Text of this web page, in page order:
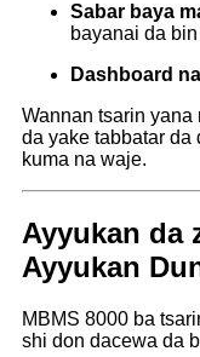
Sabar baya
bayanai da
Dashboard
Wannan tsarin
da yake tabbatar da
kuma na waje.
Ayyukan da
Ayyukan
MBMS 8000 ba
shi don dacewa da